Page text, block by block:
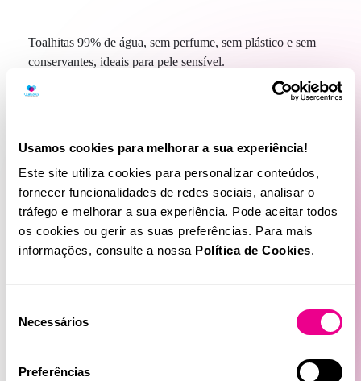
Usamos cookies para melhorar a sua experiência!
Este site utiliza cookies para personalizar conteúdos,
fornecer funcionalidades de redes sociais, analisar o
tráfego e melhorar a sua experiência. Pode aceitar todos
os cookies ou gerir as suas preferências. Para mais
informações, consulte a nossa Política de Cookies.
Necessários
Preferências
Toalhitas 99% de água, sem perfume, sem plástico e sem
conservantes, ideais para pele sensível.
Produtos Relacionados